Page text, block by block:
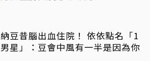
納豆昔腦出血住院！ 依依點名「1
男星」：豆會中風有一半是因為你